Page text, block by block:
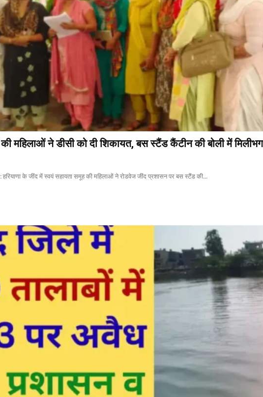
महिलाओं ने डीसी को दी शिकायत, बस स्टैंड कैंटीन की बोली में
के जींद में स्वयं सहायता समूह की महिलाओं ने रोडवेज जींद प्रशासन पर बस स्टैंड की...